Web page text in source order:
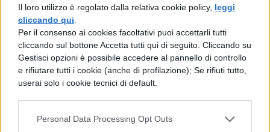
Il loro utilizzo è regolato dalla relativa cookie policy, leggi
cliccando qui
Per il consenso ai cookies facoltativi puoi accettarli tutti
cliccando sul bottone Accetta tutti qui di seguito. Cliccando su
Gestisci opzioni è possibile accedere al pannello di controllo
e rifiutare tutti i cookie (anche di profilazione); Se rifiuti tutto,
userai solo i cookie tecnici di default.
Personal Data Processing Opt Outs
anche servizi per la ristorazione.